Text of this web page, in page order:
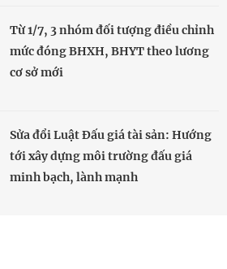
Từ 1/7, 3 nhóm đối tượng điều chỉnh
mức đóng BHXH, BHYT theo lương
cơ sở mới
Sửa đổi Luật Đấu giá tài sản: Hướng
tới xây dựng môi trường đấu giá
minh bạch, lành mạnh